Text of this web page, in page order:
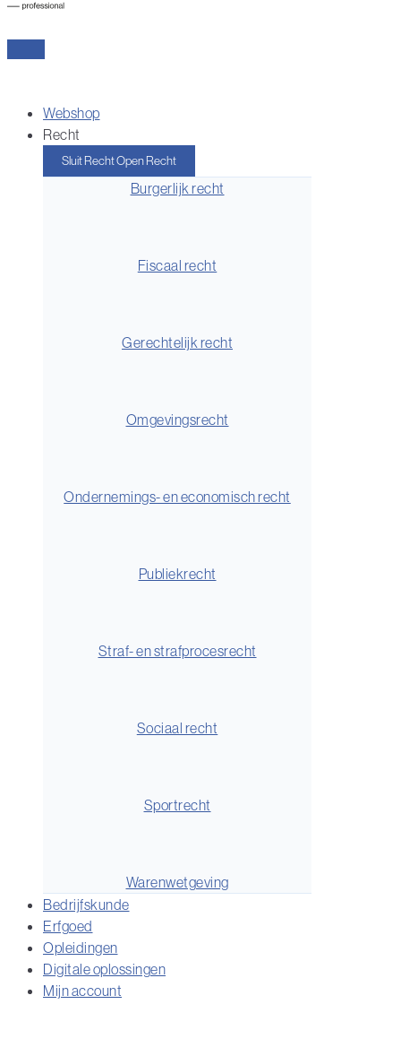
Webshop
Recht
Sluit RechtOpen Recht
Burgerlijk recht
Fiscaal recht
Gerechtelijk recht
Omgevingsrecht
Ondernemings- en economisch recht
Publiekrecht
Straf- en strafprocesrecht
Sociaal recht
Sportrecht
Warenwetgeving
Bedrijfskunde
Erfgoed
Opleidingen
Digitale oplossingen
Mijn account